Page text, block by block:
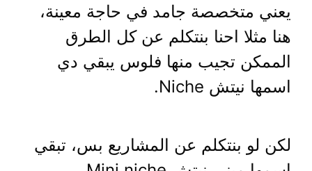
يعني متخصصة جامد في حاجة معينة،
هنا مثلا احنا بنتكلم عن كل الطرق
الممكن تجيب منها فلوس يبقي دي
اسمها نيتش Niche.
لكن لو بنتكلم عن المشاريع بس، تبقي